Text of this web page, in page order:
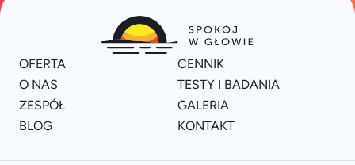
OFERTA
CENNIK
O NAS
TESTY I BADANIA
ZESPÓŁ
GALERIA
BLOG
KONTAKT